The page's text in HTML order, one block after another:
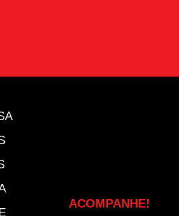
ACOMPANHE!